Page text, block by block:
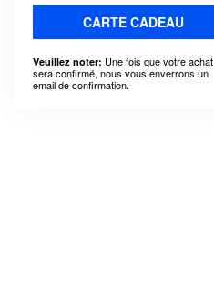
CARTE CADEAU
Veuillez noter: Une fois que votre achat
sera confirmé, nous vous enverrons un
email de confirmation.